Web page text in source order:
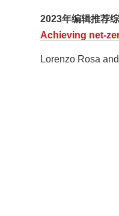
2023年编辑推荐
Achieving net-
Lorenzo Rosa